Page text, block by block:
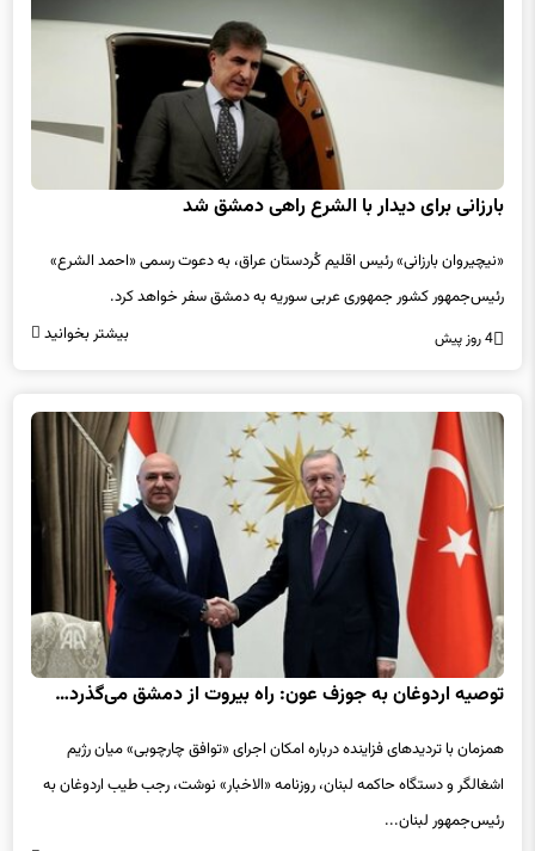
بارزانی برای دیدار با الشرع راهی دمشق شد
«نیچیروان بارزانی» رئیس اقلیم کُردستان عراق، به دعوت رسمی «احمد الشرع»
رئیس‌جمهور کشور جمهوری عربی سوریه به دمشق سفر خواهد کرد.
4 روز پیش بیشتر بخوانید
توصیه اردوغان به جوزف عون: راه بیروت از دمشق می‌گذرد…
همزمان با تردیدهای فزاینده درباره امکان اجرای «توافق چارچوبی» میان رژیم
اشغالگر و دستگاه حاکمه لبنان، روزنامه «الاخبار» نوشت، رجب طیب اردوغان به
رئیس‌جمهور لبنان...